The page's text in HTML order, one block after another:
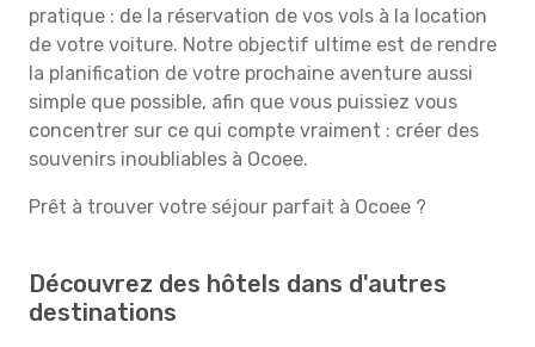
pratique : de la réservation de vos vols à la location
de votre voiture. Notre objectif ultime est de rendre
la planification de votre prochaine aventure aussi
simple que possible, afin que vous puissiez vous
concentrer sur ce qui compte vraiment : créer des
souvenirs inoubliables à Ocoee.
Prêt à trouver votre séjour parfait à Ocoee ?
Découvrez des hôtels dans d'autres
destinations